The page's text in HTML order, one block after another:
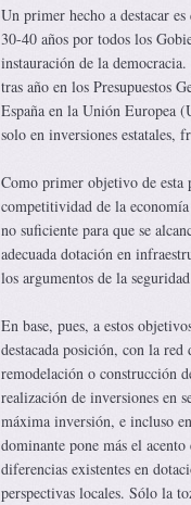
Un primer hecho a destacar
30-40 años por todos los
instauración de la
tras año en los Presupuestos
España en la Unión Europea
solo en inversiones estatales,
Como primer objetivo de esta
competitividad de la
no suficiente para que se
adecuada dotación en
los argumentos de la
En base, pues, a estos
destacada posición, con la
remodelación o construcción
realización de inversiones en
máxima inversión, e incluso
dominante pone más el
diferencias existentes en
perspectivas locales. Sólo la